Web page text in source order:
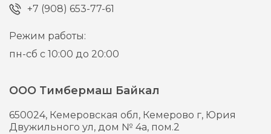
+7 (908) 653-77-61
Режим работы:
пн-сб с 10:00 до 20:00
ООО Тимбермаш Байкал
650024, Кемеровская обл, Кемерово г, Юрия
Двужильного ул, дом № 4а, пом.2